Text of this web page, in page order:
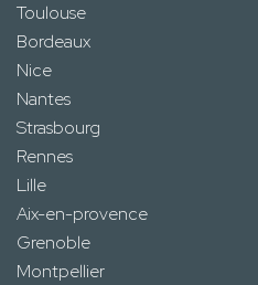
Toulouse
Bordeaux
Nice
Nantes
Strasbourg
Rennes
Lille
Aix-en-provence
Grenoble
Montpellier